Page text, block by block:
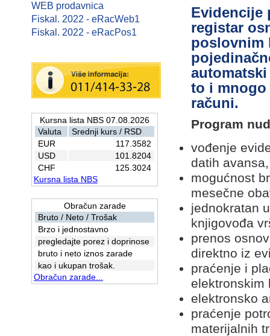
WEB prodavnica
Fiskal. 2022 - eRacWeb1
Fiskal. 2022 - eRacPos1
Kursna lista NBS 07.08.2026
Valuta
Srednji kurs / RSD
EUR
117.3582
USD
101.8204
CHF
125.3024
Kursna lista NBS
Obračun zarade
Bruto / Neto / Trošak
Brzo i jednostavno
pregledajte porez i doprinose
bruto i neto iznos zarade
kao i ukupan trošak.
Obračun zarade...
Evidencije
registar
poslovnim
to i mnogo
računi.
Program
vođenje
datih avansa,
mogućnost
mesečne
jednokratan
knjigovođa
prenos
direktno iz
praćenje i
elektronskim
elektronsko
praćenje
materijalnih